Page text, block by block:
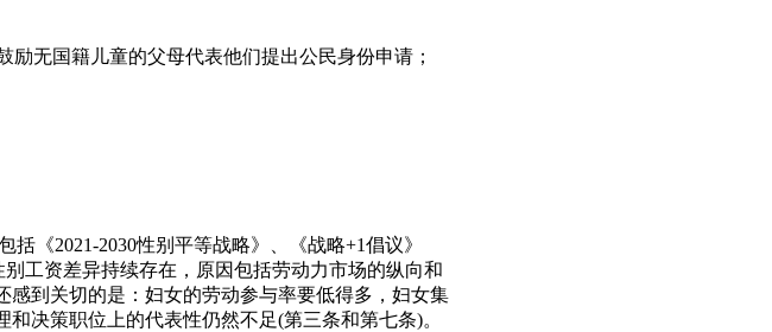
无国籍儿童的父母代表他们提出公民身份申请；
《2021-2030性别平等战略》、《战略+1倡议》
工资差异持续存在，原因包括劳动力市场的纵向和
到关切的是：妇女的劳动参与率要低得多，妇女集
决策职位上的代表性仍然不足(第三条和第七条)。